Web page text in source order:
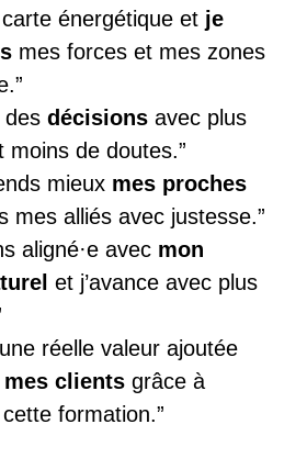
énergétique et je
mes forces et mes zones
desdécisions avec plus
moins de doutes.”
mieux mes proches
mes alliés avec justesse.”
aligné·e avec mon
et j’avance avec plus
une réelle valeur ajoutée
mes clients grâce à
cette formation.”